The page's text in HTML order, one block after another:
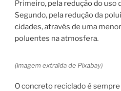
Primeiro, pela redução do uso
Segundo, pela redução da
cidades, através de uma
poluentes na atmosfera.
(imagem extraída de Pixabay)
O concreto reciclado é